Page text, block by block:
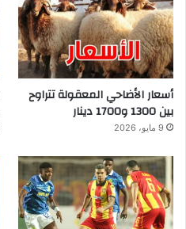
أسعار الأضاحي المعقولة تتراوح
بين 1300 و1700 دينار
9 مايو، 2026